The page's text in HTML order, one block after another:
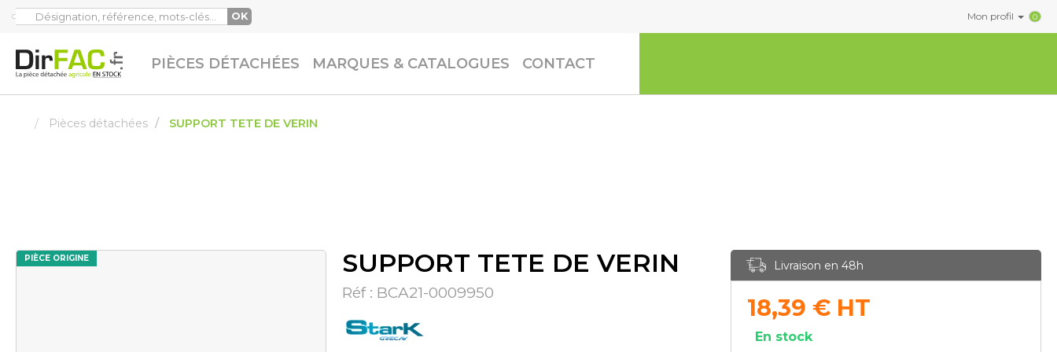
OK Mon profil 0
PIÈCES DÉTACHÉES MARQUES & CATALOGUES CONTACT
Pièces détachées SUPPORT TETE DE VERIN
PIÈCE ORIGINE SUPPORT TETE DE VERIN
Réf : BCA21-0009950
Livraison en 48h
18,39 € HT
En stock